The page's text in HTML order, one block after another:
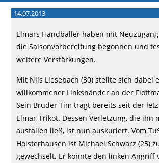
Elmar
Herne
Events
Handball
Schwimmen
login
Gallerie
14.07.2013
Elmars Handballer haben mit
die Saisonvorbereitung begonnen und
weitere Verstärkungen.
Mit Nils Liesebach (30) stellte sich dabei
willkommener Linkshänder an der
Sein Bruder Tim trägt bereits seit der
Elmar-Trikot. Dessen Verletzung, die ihn
ausfallen ließ, ist nun auskuriert. Vom
Holsterhausen ist Michael Schwarz (25)
gewechselt. Er könnte den linken Angriff